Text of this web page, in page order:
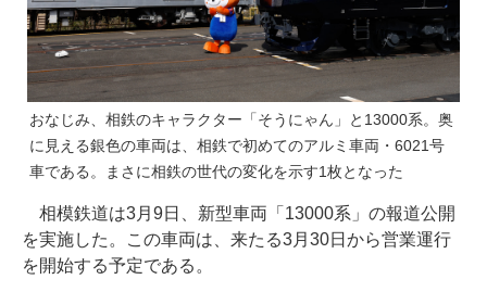
おなじみ、相鉄のキャラクター「そうにゃん」と13000系。奥
に見える銀色の車両は、相鉄で初めてのアルミ車両・6021号
車である。まさに相鉄の世代の変化を示す1枚となった
相模鉄道は3月9日、新型車両「13000系」の報道公開
を実施した。この車両は、来たる3月30日から営業運行
を開始する予定である。